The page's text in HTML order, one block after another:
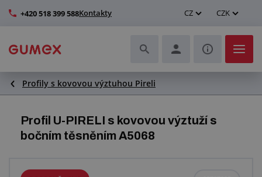
+420 518 399 588Kontakty CZ CZK
Hadice a jejich kompletace
Profily a výroba těsnění
Profily s kovovou výztuhou Pireli
Profil U-PIRELI s kovovou výztuží s
bočním těsněním A5068